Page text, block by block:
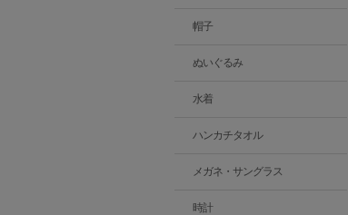
帽子
ぬいぐるみ
水着
ハンカチタオル
メガネ・サングラス
時計